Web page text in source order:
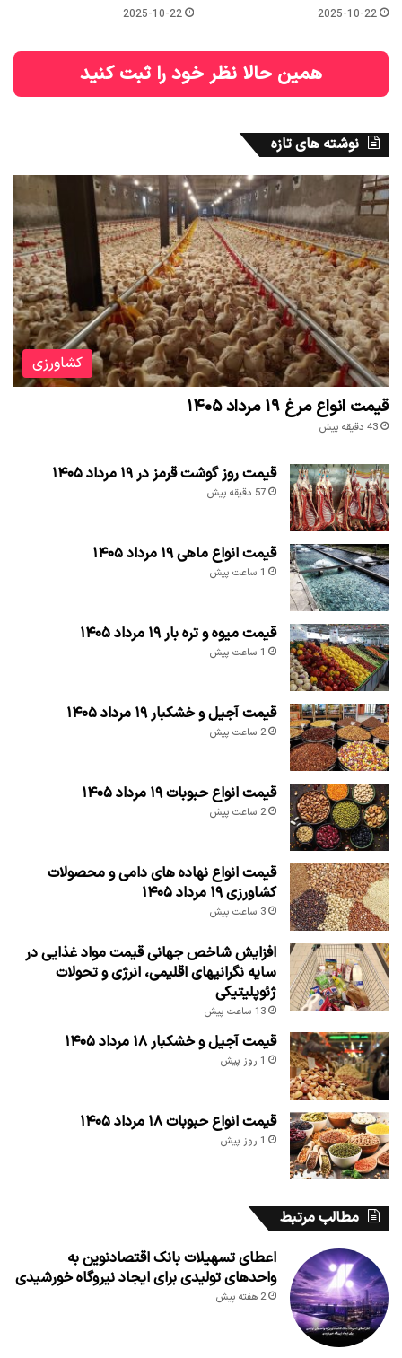
2025-10-22
2025-10-22
همین حالا نظر خود را ثبت کنید
نوشته های تازه
کشاورزی
قیمت انواع مرغ ۱۹ مرداد ۱۴۰۵
43 دقیقه پیش
قیمت روز گوشت قرمز در ۱۹ مرداد ۱۴۰۵
57 دقیقه پیش
قیمت انواع ماهی ۱۹ مرداد ۱۴۰۵
1 ساعت پیش
قیمت میوه و تره بار ۱۹ مرداد ۱۴۰۵
1 ساعت پیش
قیمت آجیل و خشکبار ۱۹ مرداد ۱۴۰۵
2 ساعت پیش
قیمت انواع حبوبات ۱۹ مرداد ۱۴۰۵
2 ساعت پیش
قیمت انواع نهاده های دامی و محصولات
کشاورزی ۱۹ مرداد ۱۴۰۵
3 ساعت پیش
افزایش شاخص جهانی قیمت مواد غذایی در
سایه نگرانیهای اقلیمی، انرژی و تحولات
ژئوپلیتیکی
13 ساعت پیش
قیمت آجیل و خشکبار ۱۸ مرداد ۱۴۰۵
1 روز پیش
قیمت انواع حبوبات ۱۸ مرداد ۱۴۰۵
1 روز پیش
مطالب مرتبط
اعطای تسهیلات بانک اقتصادنوین به
واحدهای تولیدی برای ایجاد نیروگاه خورشیدی
2 هفته پیش